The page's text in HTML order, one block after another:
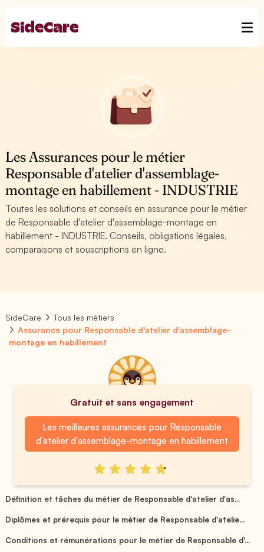
Les Assurances pour le métier
Responsable d'atelier d'assemblage-
montage en habillement - INDUSTRIE
Toutes les solutions et conseils en assurance pour le métier
de Responsable d'atelier d'assemblage-montage en
habillement - INDUSTRIE. Conseils, obligations légales,
comparaisons et souscriptions en ligne.
SideCare
Tous les métiers
Assurance pour Responsable d'atelier d'assemblage-
montage en habillement
Gratuit et sans engagement
Les meilleures assurances pour Responsable
d'atelier d'assemblage-montage en habillement
Définition et tâches du métier de Responsable d'atelier d'as...
Diplômes et prérequis pour le métier de Responsable d'atelie...
Conditions et rémunérations pour le métier de Responsable d'...